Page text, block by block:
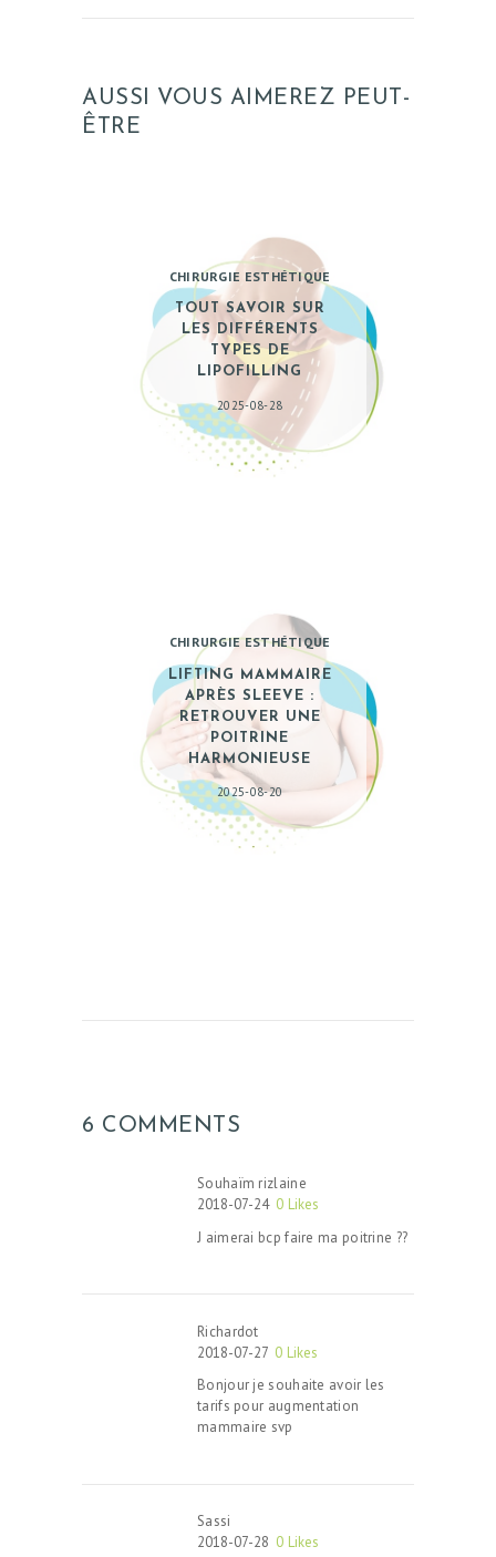
TARIFS
SÉJOURAUSSI VOUS AIMEREZ PEUT-
ÊTRE
CHIRURGIE ESTHÉTIQUE
TOUT SAVOIR SUR
LES DIFFÉRENTS
TYPES DE
LIPOFILLING
2025-08-28
CHIRURGIE ESTHÉTIQUE
LIFTING MAMMAIRE
APRÈS SLEEVE :
RETROUVER UNE
POITRINE
HARMONIEUSE
2025-08-20
6 COMMENTS
Souhaïm rizlaine
2018-07-24 0 Likes
J aimerai bcp faire ma poitrine ??
Richardot
2018-07-27 0 Likes
Bonjour je souhaite avoir les
tarifs pour augmentation
mammaire svp
Sassi
2018-07-28 0 Likes